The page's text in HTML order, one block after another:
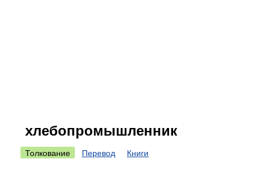
хлебопромышленник
Толкование Перевод Книги